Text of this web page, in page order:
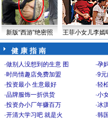
新版“西游”绝密照 王菲小女儿李嫣
健 康 指 南
·做别人没想到的生意 图 ·孕
·时尚情趣店免费加盟 ·9元
·投资最小 生意最好 ·轻
·品牌服饰一折供货 ·小
·投资办小厂年赚百万 ·冰
·开清大学习吧 就是火 ·韩